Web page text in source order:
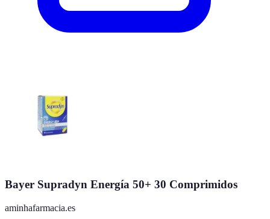
Bayer Supradyn Energía 50+ 30 Comprimidos
aminhafarmacia.es